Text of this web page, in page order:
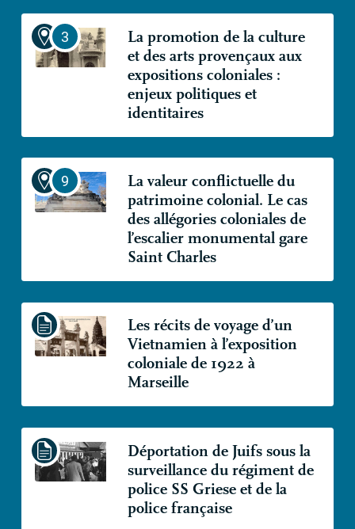
La promotion de la culture
et des arts provençaux aux
expositions coloniales :
enjeux politiques et
identitaires
La valeur conflictuelle du
patrimoine colonial. Le cas
des allégories coloniales de
l’escalier monumental gare
Saint Charles
Les récits de voyage d’un
Vietnamien à l’exposition
coloniale de 1922 à
Marseille
Déportation de Juifs sous la
surveillance du régiment de
police SS Griese et de la
police française